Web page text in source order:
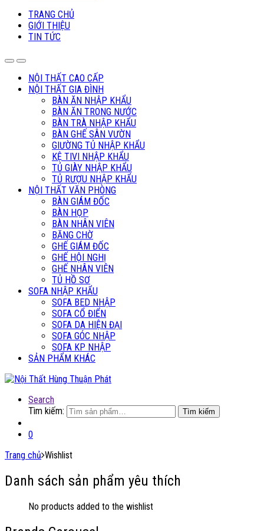
TRANG CHỦ
GIỚI THIỆU
TIN TỨC
NỘI THẤT CAO CẤP
NỘI THẤT GIA ĐÌNH
BÀN ĂN NHẬP KHẨU
BÀN ĂN TRONG NƯỚC
BÀN TRÀ NHẬP KHẨU
BÀN GHẾ SÂN VƯỜN
GIƯỜNG TỦ NHẬP KHẨU
KỆ TIVI NHẬP KHẨU
TỦ GIÀY NHẬP KHẨU
TỦ RƯỢU NHẬP KHẨU
NỘI THẤT VĂN PHÒNG
BÀN GIÁM ĐỐC
BÀN HỌP
BÀN NHÂN VIÊN
BĂNG CHỜ
GHẾ GIÁM ĐỐC
GHẾ HỘI NGHỊ
GHẾ NHÂN VIÊN
TỦ HỒ SƠ
SOFA NHẬP KHẨU
SOFA BED NHẬP
SOFA CỔ ĐIỂN
SOFA DA HIỆN ĐẠI
SOFA GÓC NHẬP
SOFA KP NHẬP
SẢN PHẨM KHÁC
Search
Tìm kiếm:
Tìm kiếm
0
Trang chủ Wishlist
Danh sách sản phẩm yêu thích
No products added to the wishlist